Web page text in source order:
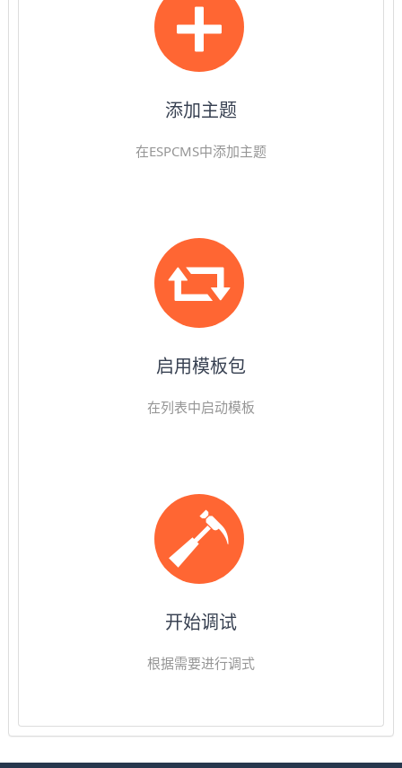
添加主题
在ESPCMS中添加主题
启用模板包
在列表中启动模板
开始调试
根据需要进行调式